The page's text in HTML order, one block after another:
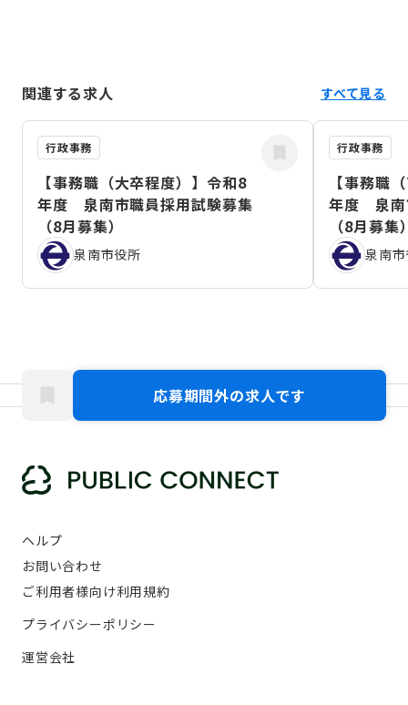
関連する求人 すべて見る
行政事務
【事務職（大卒程度）】令和8
年度 泉南市職員採用試験募集
（8月募集）
泉南市役所
行政事務
【事務職
年度 泉南
（8月募集
泉南
応募期間外の求人です
ヘルプ
お問い合わせ
ご利用者様向け利用規約
プライバシーポリシー
運営会社